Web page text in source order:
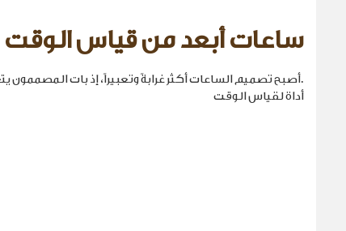
ساعات أبعد من قياس الوقت
.أصبح تصميم الساعات أكثر غرابةً وتعبيراً، إذ بات
أداة لقياس الوقت